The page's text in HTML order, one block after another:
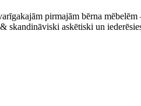
pirmajām bērna
skandināviski askētiski un